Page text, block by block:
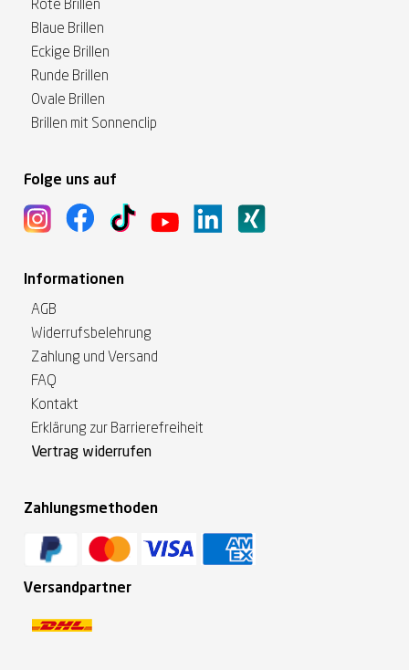
Rote Brillen
Blaue Brillen
Eckige Brillen
Runde Brillen
Ovale Brillen
Brillen mit Sonnenclip
Folge uns auf
Informationen
AGB
Widerrufsbelehrung
Zahlung und Versand
FAQ
Kontakt
Erklärung zur Barrierefreiheit
Vertrag widerrufen
Zahlungsmethoden
Versandpartner